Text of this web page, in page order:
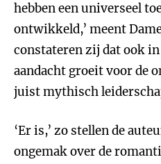
hebben een universeel
ontwikkeld,’ meent
constateren zij dat ook in
aandacht groeit voor de
juist mythisch
‘Er is,’ zo stellen de
ongemak over de